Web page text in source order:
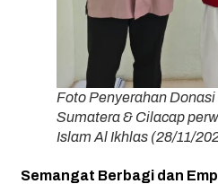
Foto Penyerahan
Sumatera & Cilacap
Islam Al Ikhlas (28/11/
Semangat Berbagi dan